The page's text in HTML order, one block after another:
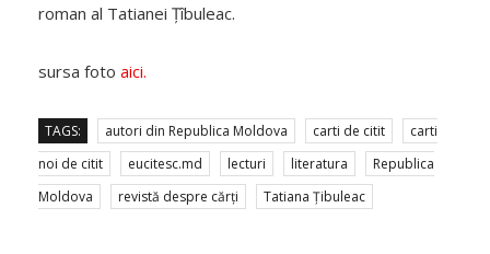
roman al Tatianei Țîbuleac.
sursa foto aici.
TAGS: autori din Republica Moldova carti de citit
carti
noi de citit
eucitesc.md lecturi literatura
Republica
Moldova
revistă despre cărți Tatiana Țibuleac